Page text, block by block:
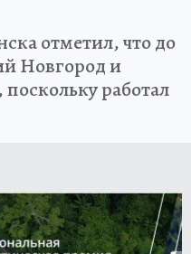
отметил, что до
Новгород и
работал